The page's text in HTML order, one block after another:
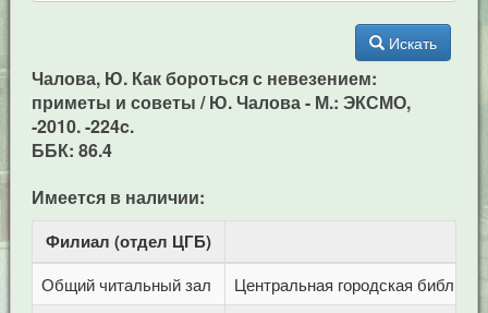
Искать
Чалова, Ю. Как бороться с невезением:
приметы и советы / Ю. Чалова - М.: ЭКСМО,
-2010. -224c.
ББК: 86.4
Имеется в наличии:
Филиал (отдел ЦГБ)
Общий читальный зал
Центральная городская